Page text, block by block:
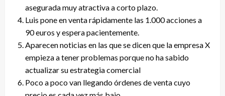
asegurada muy atractiva a corto plazo.
Luis pone en venta rápidamente las 1.000 acciones a
90 euros y espera pacientemente.
Aparecen noticias en las que se dicen que la empresa X
empieza a tener problemas porque no ha sabido
actualizar su estrategia comercial
Poco a poco van llegando órdenes de venta cuyo